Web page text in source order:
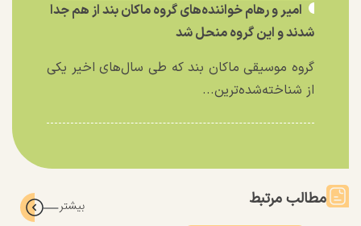
امیر و رهام خواننده‌های گروه ماکان بند از هم جدا
شدند و این گروه منحل شد
گروه موسیقی ماکان بند که طی سال‌های اخیر یکی
از شناخته‌شده‌ترین...
مطالب مرتبط